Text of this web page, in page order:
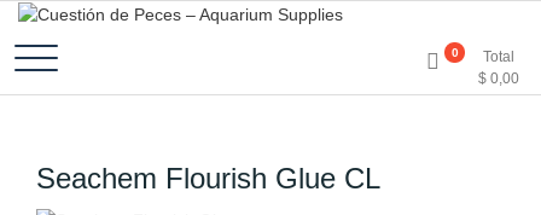
Cuestión de Peces –
Aquarium Supplies
0
Total
$ 0,00
Seachem Flourish Glue CL